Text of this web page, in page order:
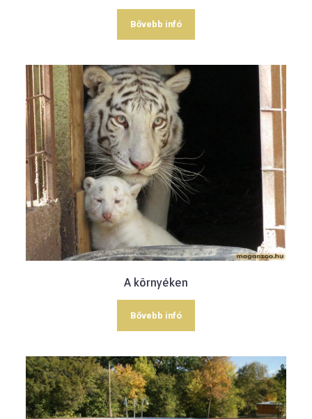
Bővebb infó
A környéken
Bővebb infó